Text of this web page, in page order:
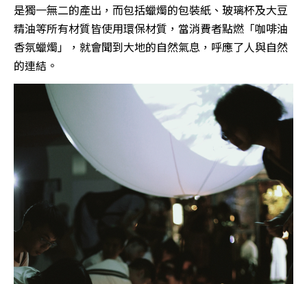
是獨一無二的產出，而包括蠟燭的包裝紙、玻璃杯及大豆
精油等所有材質皆使用環保材質，當消費者點燃「咖啡油
香氛蠟燭」，就會聞到大地的自然氣息，呼應了人與自然
的連結。